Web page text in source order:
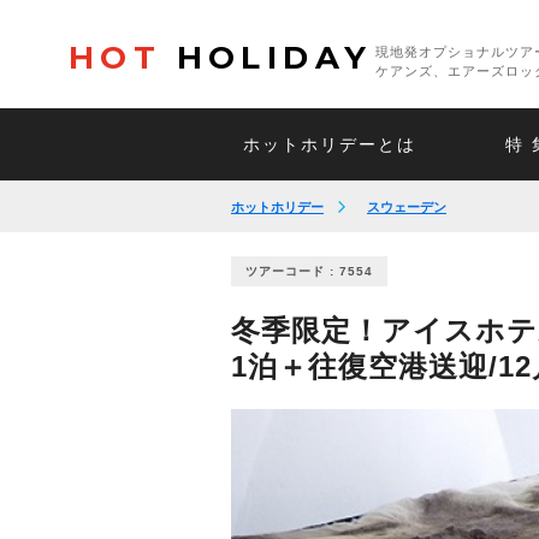
HOT HOLIDAY
現地発オプショナルツ
ケアンズ、エアーズロ
ホットホリデーとは 特
ホットホリデー スウェーデン
ツアーコード : 7554
冬季限定！アイスホ
1泊＋往復空港送迎/